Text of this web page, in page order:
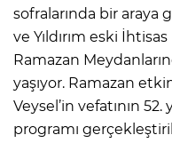
sofralarında bir araya
ve Yıldırım eski
Ramazan
yaşıyor. Ramazan
Veysel’in vefatının
programı